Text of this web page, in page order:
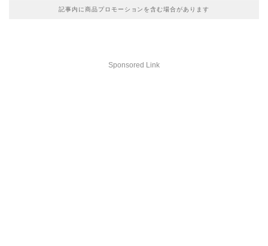
記事内に商品プロモーションを含む場合があります
Sponsored Link